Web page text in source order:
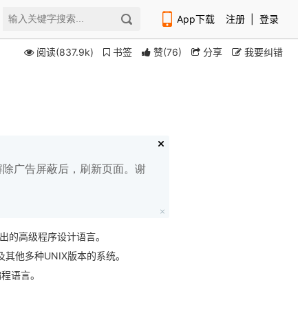
App下载 注册 登录
阅读(837.9k) 书签 赞(76) 分享 我要纠错
广告屏蔽后，刷新页面。谢
高级程序设计语言。
他多种UNIX版本的系统。
语言。